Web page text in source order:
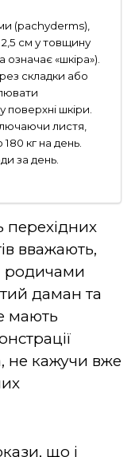
(pachyderms),
2,5 см у товщину
«шкіра»).
складки або
шкіри.
листя,
кг на день.
за день.
перехідних
вважають,
даман та
мають
не кажучи вже
що і